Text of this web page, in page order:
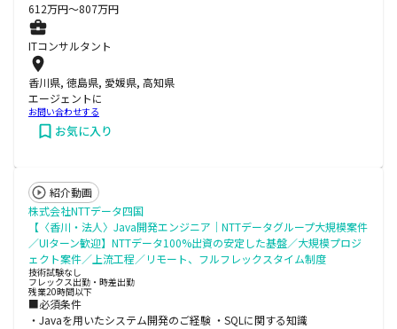
612万円〜807万円
ITコンサルタント
香川県, 徳島県, 愛媛県, 高知県
エージェントに
お問い合わせする
お気に入り
紹介動画
株式会社NTTデータ四国
【〈香川・法人〉Java開発エンジニア│NTTデータグループ大規模案件
／UIターン歓迎】NTTデータ100%出資の安定した基盤／大規模プロジ
ェクト案件／上流工程／リモート、フルフレックスタイム制度
技術試験なし
フレックス出勤・時差出勤
残業20時間以下
■必須条件
・Javaを用いたシステム開発のご経験 ・SQLに関する知識